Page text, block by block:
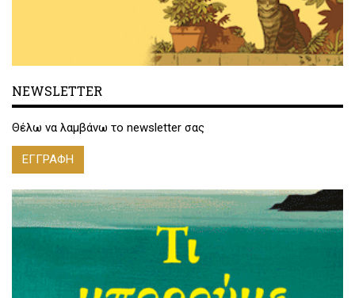
NEWSLETTER
Θέλω να λαμβάνω το newsletter σας
ΕΓΓΡΑΦΗ